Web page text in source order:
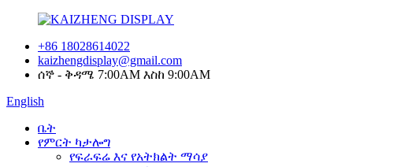
+86 18028614022
kaizhengdisplay@gmail.com
ሰኞ - ቅዳሜ 7:00AM እስከ 9:00AM
English
ቤት
የምርት ካታሎግ
የፍራፍሬ እና የአትክልት ማሳያ